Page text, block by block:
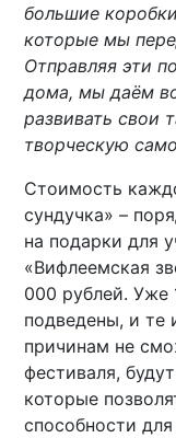
большие
которые мы
Отправляя эти
дома, мы даём
развивать свои
творческую
Стоимость
сундучка» –
на подарки для
«Вифлеемская
000 рублей. Уже
подведены, и те
причинам не
фестиваля,
которые
способности